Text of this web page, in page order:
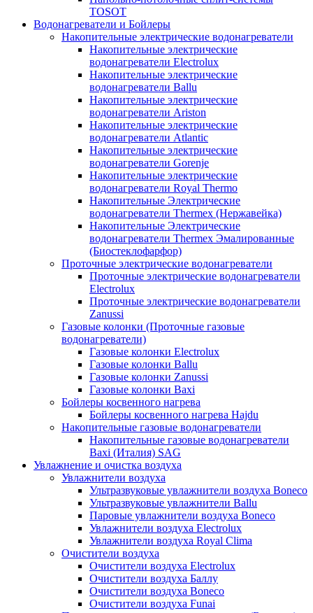
TOSOT
Водонагреватели и Бойлеры
Накопительные электрические водонагреватели
Накопительные электрические
водонагреватели Electrolux
Накопительные электрические
водонагреватели Ballu
Накопительные электрические
водонагреватели Ariston
Накопительные электрические
водонагреватели Atlantic
Накопительные электрические
водонагреватели Gorenje
Накопительные электрические
водонагреватели Royal Thermo
Накопительные Электрические
водонагреватели Thermex (Нержавейка)
Накопительные Электрические
водонагреватели Thermex Эмалированные
(Биостеклофарфор)
Проточные электрические водонагреватели
Проточные электрические водонагреватели
Electrolux
Проточные электрические водонагреватели
Zanussi
Газовые колонки (Проточные газовые
водонагреватели)
Газовые колонки Electrolux
Газовые колонки Ballu
Газовые колонки Zanussi
Газовые колонки Baxi
Бойлеры косвенного нагрева
Бойлеры косвенного нагрева Hajdu
Накопительные газовые водонагреватели
Накопительные газовые водонагреватели
Baxi (Италия) SAG
Увлажнение и очистка воздуха
Увлажнители воздуха
Ультразвуковые увлажнители воздуха Boneco
Ультразвуковые увлажнители Ballu
Паровые увлажнители воздуха Boneco
Увлажнители воздуха Electrolux
Увлажнители воздуха Royal Clima
Очистители воздуха
Очистители воздуха Electrolux
Очистители воздуха Баллу
Очистители воздуха Boneco
Очистители воздуха Funai